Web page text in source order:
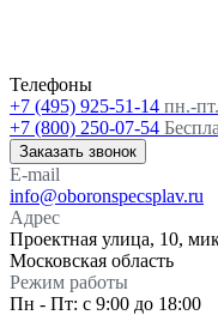
Телефоны
+7 (495) 925-51-14 пн.-
+7 (800) 250-07-54
Заказать звонок
E-mail
info@oboronspecsplav.ru
Адрес
Проектная улица, 10,
Московская область
Режим работы
Пн - Пт: с 9:00 до 18:00